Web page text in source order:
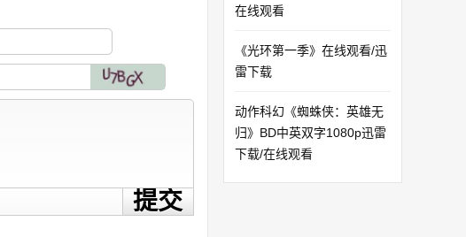
在线观看
《光环第一季》在线观看/迅
雷下载
动作科幻《蜘蛛侠：英雄无
归》BD中英双字1080p迅雷
下载/在线观看